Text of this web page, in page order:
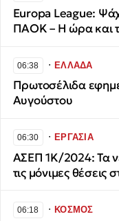
Europa League:
ΠΑΟΚ – Η ώρα και
06:38 ∙ΕΛΛΑΔΑ
Πρωτοσέλιδα
Αυγούστου
06:30 ∙ΕΡΓΑΣΙΑ
ΑΣΕΠ 1Κ/2024: Τα
τις μόνιμες
06:18 ∙ΚΟΣΜΟΣ